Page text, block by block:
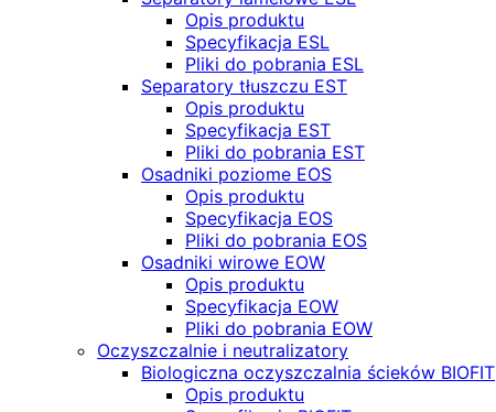
Opis produktu
Specyfikacja ESL
Pliki do pobrania ESL
Separatory tłuszczu EST
Opis produktu
Specyfikacja EST
Pliki do pobrania EST
Osadniki poziome EOS
Opis produktu
Specyfikacja EOS
Pliki do pobrania EOS
Osadniki wirowe EOW
Opis produktu
Specyfikacja EOW
Pliki do pobrania EOW
Oczyszczalnie i neutralizatory
Biologiczna oczyszczalnia ścieków BIOFIT
Opis produktu